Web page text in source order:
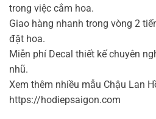
trong việc cắm hoa.
Giao hàng nhanh trong vòng 2
đặt hoa.
Miễn phí Decal thiết kế chuyên
nhũ.
Xem thêm nhiều mẫu Chậu Lan
https://hodiepsaigon.com